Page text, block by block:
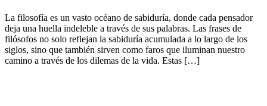
La filosofía es un vasto océano de sabiduría, donde cada pensador
deja una huella indeleble a través de sus palabras. Las frases de
filósofos no solo reflejan la sabiduría acumulada a lo largo de los
siglos, sino que también sirven como faros que iluminan nuestro
camino a través de los dilemas de la vida. Estas […]